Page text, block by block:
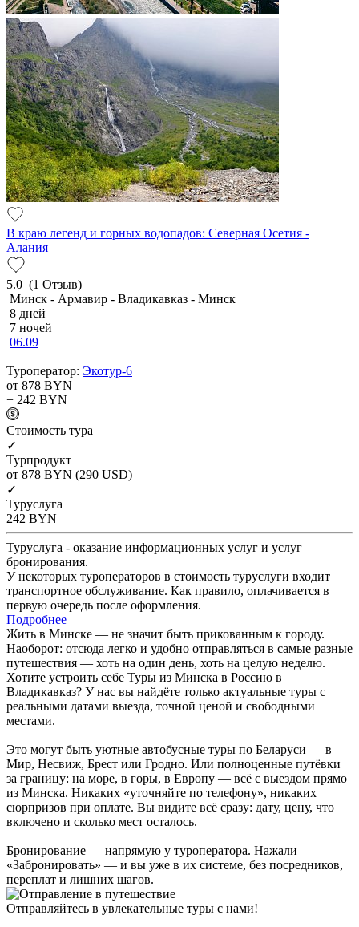
В краю легенд и горных водопадов: Северная Осетия -
Алания
5.0 (1 Отзыв)
Минск - Армавир - Владикавказ - Минск
8 дней
7 ночей
06.09
Туроператор: Экотур-6
от 878 BYN
+ 242 BYN
Cтоимость тура
✓
Турпродукт
от 878 BYN (290 USD)
✓
Туруслуга
242 BYN
Туруслуга - оказание информационных услуг и услуг
бронирования.
У некоторых туроператоров в стоимость туруслуги входит
транспортное обслуживание. Как правило, оплачивается в
первую очередь после оформления.
Подробнее
Жить в Минске — не значит быть прикованным к городу.
Наоборот: отсюда легко и удобно отправляться в самые разные
путешествия — хоть на один день, хоть на целую неделю.
Хотите устроить себе Туры из Минска в Россию в
Владикавказ? У нас вы найдёте только актуальные туры с
реальными датами выезда, точной ценой и свободными
местами.
Это могут быть уютные автобусные туры по Беларуси — в
Мир, Несвиж, Брест или Гродно. Или полноценные путёвки
за границу: на море, в горы, в Европу — всё с выездом прямо
из Минска. Никаких «уточняйте по телефону», никаких
сюрпризов при оплате. Вы видите всё сразу: дату, цену, что
включено и сколько мест осталось.
Бронирование — напрямую у туроператора. Нажали
«Забронировать» — и вы уже в их системе, без посредников,
переплат и лишних шагов.
Отправляйтесь в увлекательные туры с нами!